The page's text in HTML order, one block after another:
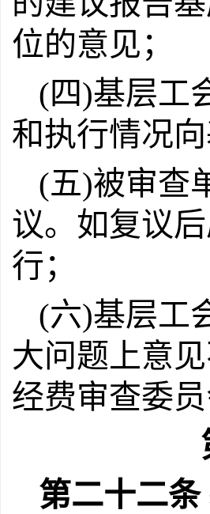
位的意见；
(四)基层工
和执行情况
(五)被审查
议。如复议
行；
(六)基层工
大问题上意
经费审查委员
第二十二条